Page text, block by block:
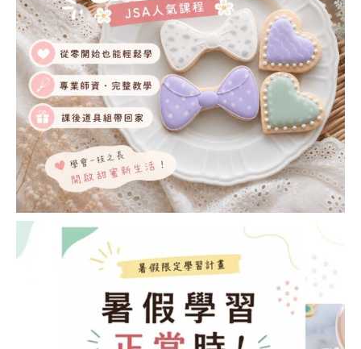
聯
絡
我
們
CONTACT
US